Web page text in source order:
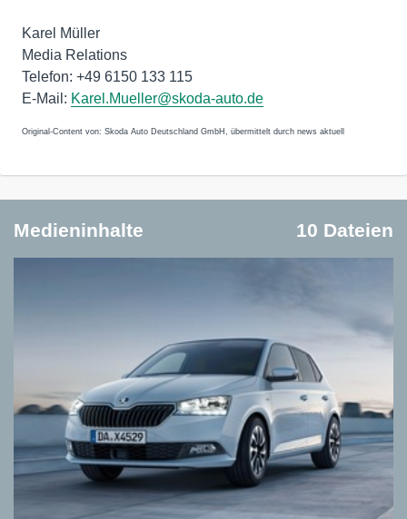
Karel Müller
Media Relations
Telefon: +49 6150 133 115
E-Mail: Karel.Mueller@skoda-auto.de
Original-Content von: Skoda Auto Deutschland GmbH, übermittelt durch news aktuell
Medieninhalte 10 Dateien